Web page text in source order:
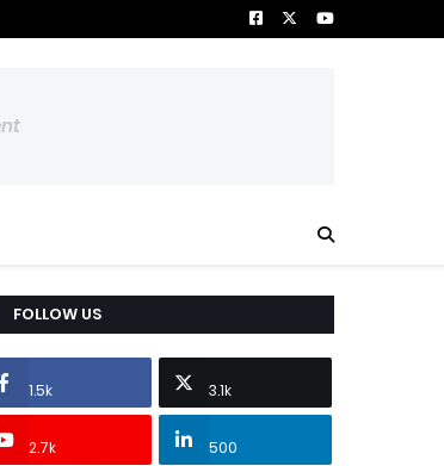
FOLLOW US
1.5k 3.1k
2.7k 500